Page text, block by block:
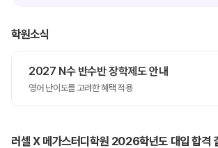
학원소식
2027 N수 반수반 장학제도 안내
영어 난이도를 고려한 혜택 적용
러셀 X 메가스터디학원 2026학년도 대입 합격